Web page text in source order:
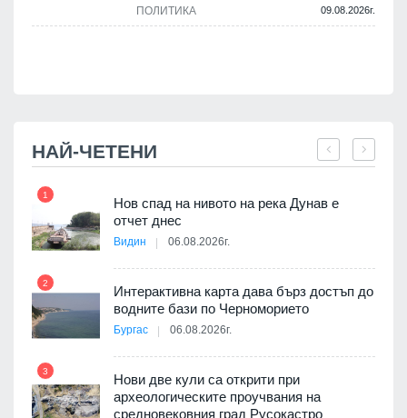
ПОЛИТИКА 09.08.2026г.
НАЙ-ЧЕТЕНИ
1
Нов спад на нивото на река Дунав е
отчет днес
Видин 06.08.2026г.
2
Интерактивна карта дава бърз достъп до
водните бази по Черноморието
Бургас 06.08.2026г.
3
Нови две кули са открити при
археологическите проучвания на
средновековния град Русокастро